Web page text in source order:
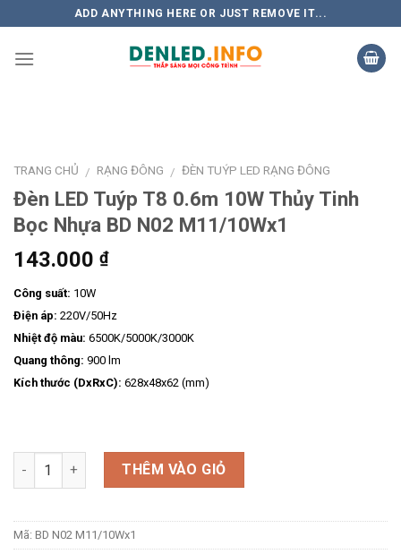
to
content
ADD ANYTHING HERE OR JUST REMOVE IT...
TRANG CHỦ / RẠNG ĐÔNG / ĐÈN TUÝP LED RẠNG ĐÔNG
Đèn LED Tuýp T8 0.6m 10W Thủy Tinh
Bọc Nhựa BD N02 M11/10Wx1
143.000 ₫
Công suất: 10W
Điện áp: 220V/50Hz
Nhiệt độ màu: 6500K/5000K/3000K
Quang thông: 900 lm
Kích thước (DxRxC): 628x48x62 (mm)
Số lượng THÊM VÀO GIỎ
Mã: BD N02 M11/10Wx1